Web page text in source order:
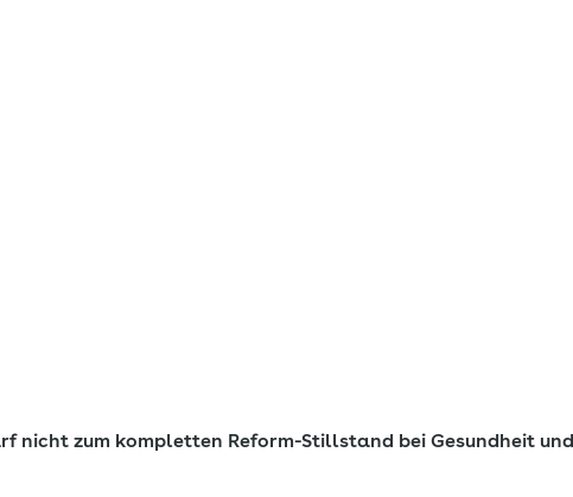
nicht zum kompletten Reform-Stillstand bei Gesundheit und